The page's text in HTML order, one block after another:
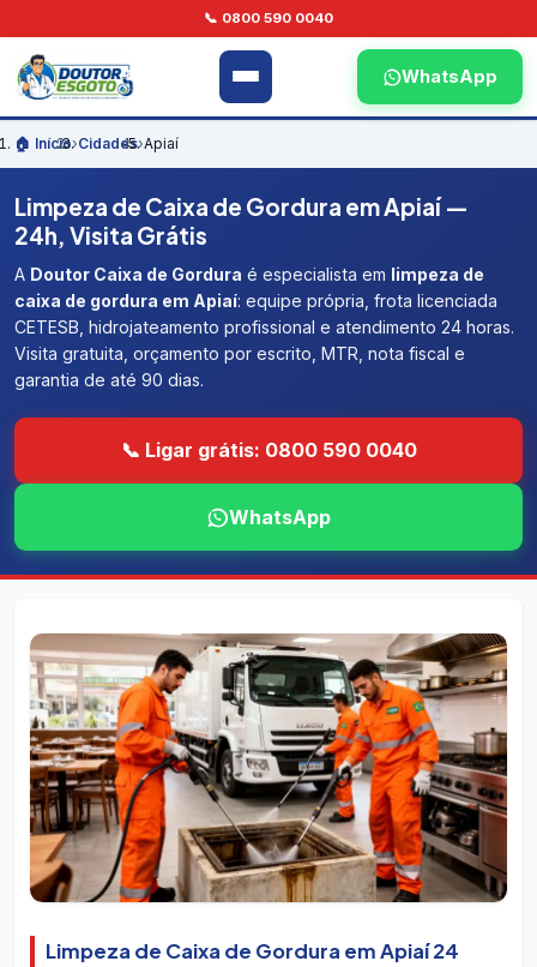
📞 0800 590 0040
WhatsApp
🏠 Início›Cidades›Apiaí
Limpeza de Caixa de Gordura em Apiaí —
24h, Visita Grátis
A Doutor Caixa de Gordura é especialista em limpeza de
caixa de gordura em Apiaí: equipe própria, frota licenciada
CETESB, hidrojateamento profissional e atendimento 24 horas.
Visita gratuita, orçamento por escrito, MTR, nota fiscal e
garantia de até 90 dias.
📞 Ligar grátis: 0800 590 0040
WhatsApp
Limpeza de Caixa de Gordura em Apiaí 24